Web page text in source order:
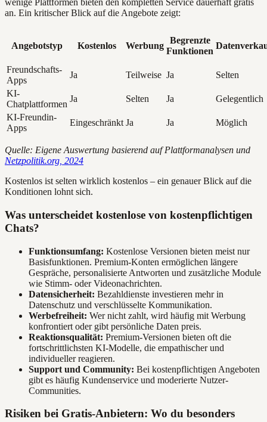
wenige Plattformen bieten den kompletten Service dauerhaft gratis
an. Ein kritischer Blick auf die Angebote zeigt:
Angebotstyp Kostenlos Werbung
Begrenzte
Funktionen
Freundschafts-
Apps
Ja Teilweise Ja
Selten
KI-
Chatplattformen
Ja Selten Ja
Gelegentlich
KI-Freundin-
Apps
Eingeschränkt Ja Ja Möglich
Quelle: Eigene Auswertung basierend auf Plattformanalysen und
Netzpolitik.org, 2024
Kostenlos ist selten wirklich kostenlos – ein genauer Blick auf die
Konditionen lohnt sich.
Was unterscheidet kostenlose von kostenpflichtigen
Chats?
Funktionsumfang: Kostenlose Versionen bieten meist nur
Basisfunktionen. Premium-Konten ermöglichen längere
Gespräche, personalisierte Antworten und zusätzliche Module
wie Stimm- oder Videonachrichten.
Datensicherheit: Bezahldienste investieren mehr in
Datenschutz und verschlüsselte Kommunikation.
Werbefreiheit: Wer nicht zahlt, wird häufig mit Werbung
konfrontiert oder gibt persönliche Daten preis.
Reaktionsqualität: Premium-Versionen bieten oft die
fortschrittlichsten KI-Modelle, die empathischer und
individueller reagieren.
Support und Community: Bei kostenpflichtigen Angeboten
gibt es häufig Kundenservice und moderierte Nutzer-
Communities.
Risiken bei Gratis-Anbietern: Wo du besonders